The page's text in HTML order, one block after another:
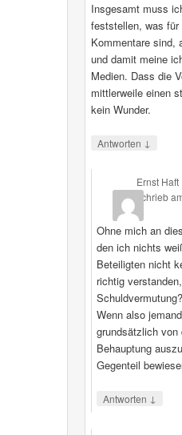
Insgesamt muss
feststellen, was für
Kommentare sind,
und damit meine
Medien. Dass die
mittlerweile einen
kein Wunder.
Antworten ↓
Ernst Haft
schrieb
Ohne mich an
den ich nichts
Beteiligten nicht
richtig
Schuldvermutung?
Wenn also
grundsätzlich
Behauptung
Gegenteil
Antworten ↓